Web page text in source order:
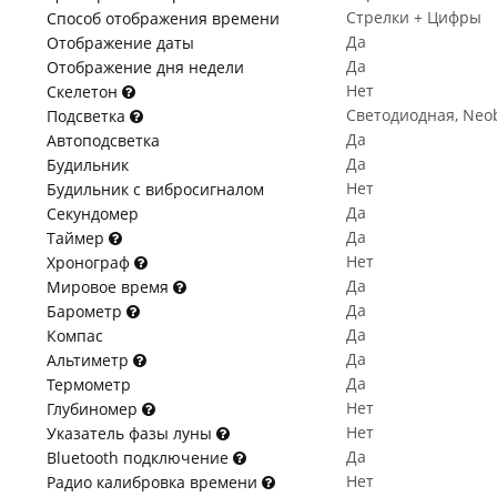
Способ отображения времени
Стрелки + Цифры
Отображение даты
Да
Отображение дня недели
Да
Скелетон
Нет
Подсветка
Светодиодная,
Автоподсветка
Да
Будильник
Да
Будильник с вибросигналом
Нет
Секундомер
Да
Таймер
Да
Хронограф
Нет
Мировое время
Да
Барометр
Да
Компас
Да
Альтиметр
Да
Термометр
Да
Глубиномер
Нет
Указатель фазы луны
Нет
Bluetooth подключение
Да
Радио калибровка времени
Нет